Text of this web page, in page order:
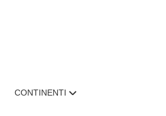
CONTINENTI